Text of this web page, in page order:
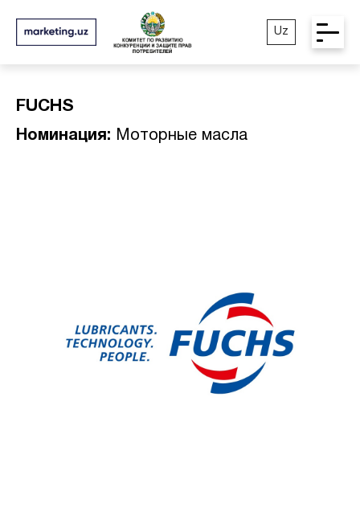
Uz
FUCHS
Номинация: Моторные масла